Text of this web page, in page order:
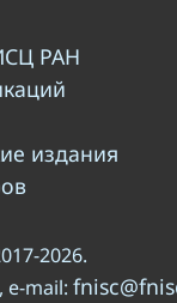
РАН
издания
2026.
e-mail: